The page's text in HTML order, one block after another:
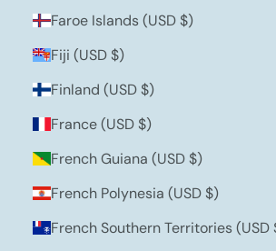
Faroe Islands (USD $)
Fiji (USD $)
Finland (USD $)
France (USD $)
French Guiana (USD $)
French Polynesia (USD $)
French Southern Territories (USD